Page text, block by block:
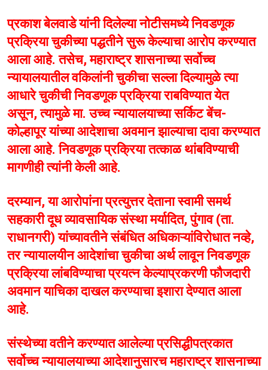
प्रकाश बेलवाडे यांनी दिलेल्या नोटीसमध्ये निवडणूक
प्रक्रिया चुकीच्या पद्धतीने सुरू केल्याचा आरोप करण्यात
आला आहे. तसेच, महाराष्ट्र शासनाच्या सर्वोच्च
न्यायालयातील वकिलांनी चुकीचा सल्ला दिल्यामुळे त्या
आधारे चुकीची निवडणूक प्रक्रिया राबविण्यात येत
असून, त्यामुळे मा. उच्च न्यायालयाच्या सर्किट बेंच-
कोल्हापूर यांच्या आदेशाचा अवमान झाल्याचा दावा करण्यात
आला आहे. निवडणूक प्रक्रिया तत्काळ थांबविण्याची
मागणीही त्यांनी केली आहे.
दरम्यान, या आरोपांना प्रत्युत्तर देताना स्वामी समर्थ
सहकारी दूध व्यावसायिक संस्था मर्यादित, पुंगाव (ता.
राधानगरी) यांच्यावतीने संबंधित अधिकाऱ्यांविरोधात नव्हे,
तर न्यायालयीन आदेशांचा चुकीचा अर्थ लावून निवडणूक
प्रक्रिया लांबविण्याचा प्रयत्न केल्याप्रकरणी फौजदारी
अवमान याचिका दाखल करण्याचा इशारा देण्यात आला
आहे.
संस्थेच्या वतीने करण्यात आलेल्या प्रसिद्धीपत्रकात
सर्वोच्च न्यायालयाच्या आदेशानुसारच महाराष्ट्र शासनाच्या